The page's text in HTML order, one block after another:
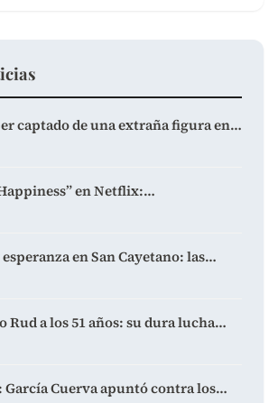
captado de una extraña figura en…
en Netflix:…
en San Cayetano: las…
Rud a los 51 años: su dura lucha…
García Cuerva apuntó contra los…